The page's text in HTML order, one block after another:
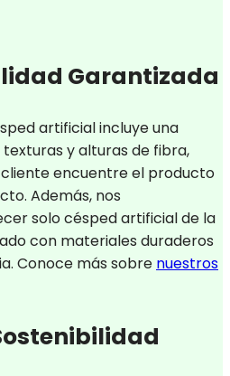
Garantizada
artificial incluye una
y alturas de fibra,
encuentre el producto
Además, nos
solo césped artificial de la
con materiales duraderos
Conoce más sobre nuestros